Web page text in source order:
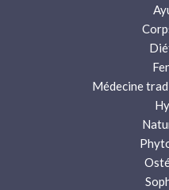
Médecine